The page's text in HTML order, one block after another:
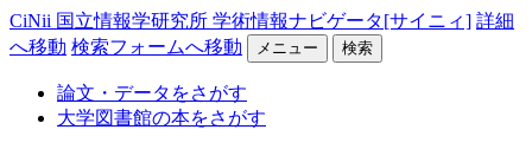
CiNii 国立情報学研究所 学術情報ナビゲータ[サイニィ] 詳細
へ移動 検索フォームへ移動 メニュー 検索
論文・データをさがす
大学図書館の本をさがす